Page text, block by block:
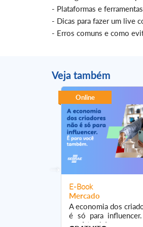
- Plataformas e
- Dicas para fazer um live
- Erros comuns e como
Veja também
Online
E-Book
Mercado
A economia dos
é só para
você também.